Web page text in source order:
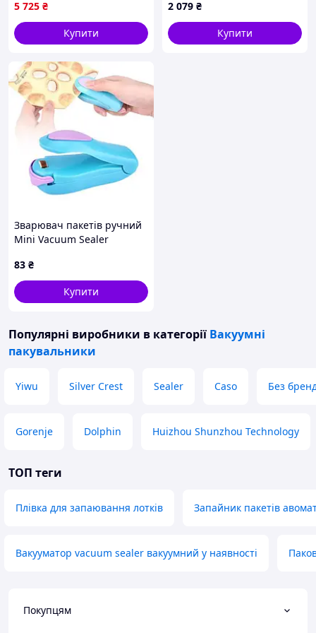
сталь Profi Cook MK-8955
5 725 ₴
Купити
пакувальник вакуумний
Сріблястий
2 079 ₴
Купити
Зварювач пакетів ручний
Mini Vacuum Sealer
83 ₴
Купити
Популярні виробники в категорії Вакуумні
пакувальники
Yiwu Silver Crest Sealer Caso Без
Gorenje Dolphin Huizhou Shunzhou Technology
ТОП теги
Плівка для запаювання лотків Запайник пакетів
Вакууматор vacuum sealer вакуумний у наявності
Покупцям